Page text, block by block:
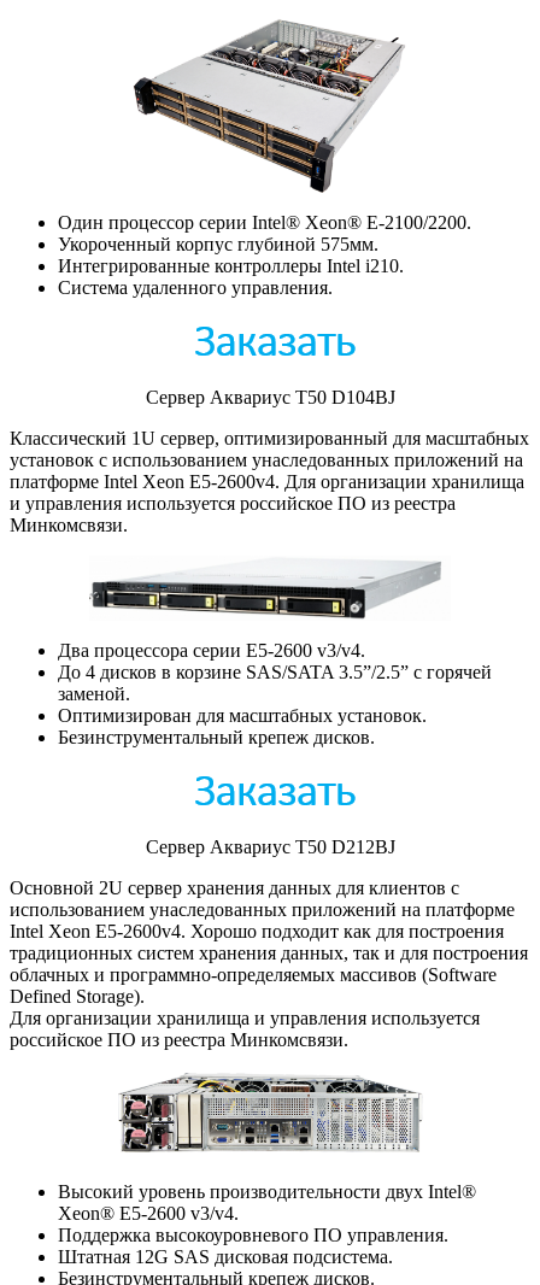
Один процессор серии Intel® Xeon® E-2100/2200.
Укороченный корпус глубиной 575мм.
Интегрированные контроллеры Intel i210.
Система удаленного управления.
Сервер Аквариус T50 D104BJ
Классический 1U сервер, оптимизированный для масштабных
установок с использованием унаследованных приложений на
платформе Intel Xeon E5-2600v4. Для организации хранилища
и управления используется российское ПО из реестра
Минкомсвязи.
Два процессора серии E5-2600 v3/v4.
До 4 дисков в корзине SAS/SATA 3.5”/2.5” с горячей
заменой.
Оптимизирован для масштабных установок.
Безинструментальный крепеж дисков.
Сервер Аквариус T50 D212BJ
Основной 2U сервер хранения данных для клиентов с
использованием унаследованных приложений на платформе
Intel Xeon E5-2600v4. Хорошо подходит как для построения
традиционных систем хранения данных, так и для построения
облачных и программно-определяемых массивов (Software
Defined Storage).
Для организации хранилища и управления используется
российское ПО из реестра Минкомсвязи.
Высокий уровень производительности двух Intel®
Xeon® E5-2600 v3/v4.
Поддержка высокоуровневого ПО управления.
Штатная 12G SAS дисковая подсистема.
Безинструментальный крепеж дисков.